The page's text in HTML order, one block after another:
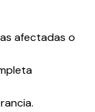
afectadas o